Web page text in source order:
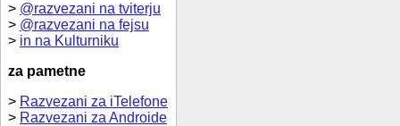
> @razvezani na tviterju
> @razvezani na fejsu
> in na Kulturniku
za pametne
> Razvezani za iTelefone
> Razvezani za Androide